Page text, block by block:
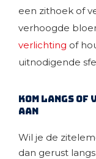
een zithoek of
verhoogde
verlichting of
uitnodigende
Kom langs of
aan
Wil je de
dan gerust